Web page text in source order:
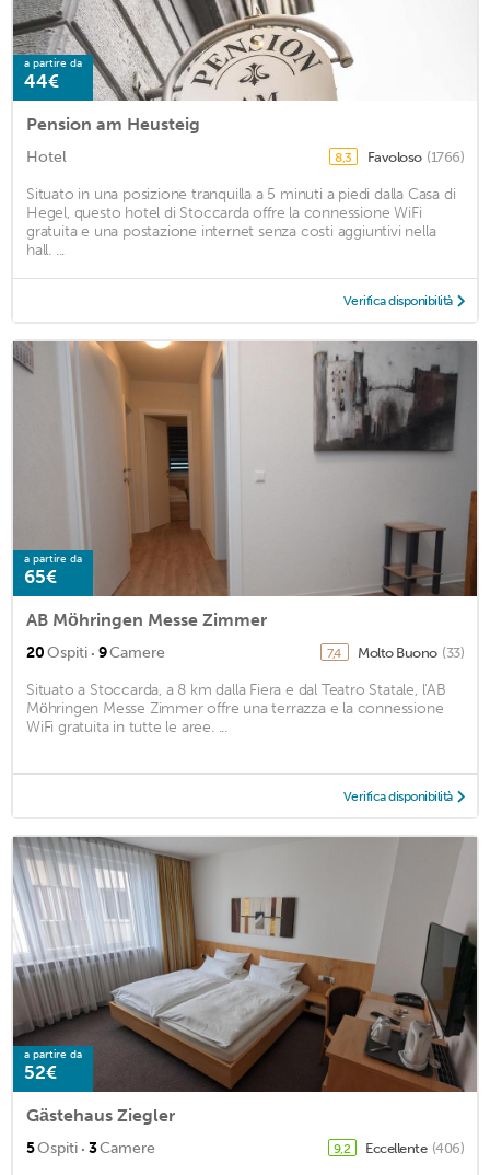
a partire da
44€
Pension am Heusteig
Hotel 8,3 Favoloso (1766)
Situato in una posizione tranquilla a 5 minuti a piedi dalla Casa di
Hegel, questo hotel di Stoccarda offre la connessione WiFi
gratuita e una postazione internet senza costi aggiuntivi nella
hall. ...
Verifica disponibilità
a partire da
65€
AB Möhringen Messe Zimmer
20Ospiti · 9Camere 7,4 Molto Buono (33)
Situato a Stoccarda, a 8 km dalla Fiera e dal Teatro Statale, l'AB
Möhringen Messe Zimmer offre una terrazza e la connessione
WiFi gratuita in tutte le aree. ...
Verifica disponibilità
a partire da
52€
Gästehaus Ziegler
5Ospiti · 3Camere 9,2 Eccellente (406)